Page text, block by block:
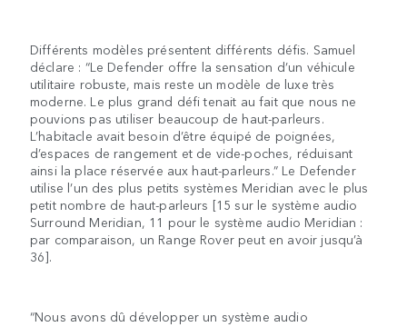
Différents modèles présentent différents défis. Samuel
déclare : “Le Defender offre la sensation d’un véhicule
utilitaire robuste, mais reste un modèle de luxe très
moderne. Le plus grand défi tenait au fait que nous ne
pouvions pas utiliser beaucoup de haut-parleurs.
L’habitacle avait besoin d’être équipé de poignées,
d’espaces de rangement et de vide-poches, réduisant
ainsi la place réservée aux haut-parleurs.” Le Defender
utilise l’un des plus petits systèmes Meridian avec le plus
petit nombre de haut-parleurs [15 sur le système audio
Surround Meridian, 11 pour le système audio Meridian :
par comparaison, un Range Rover peut en avoir jusqu’à
36].
“Nous avons dû développer un système audio